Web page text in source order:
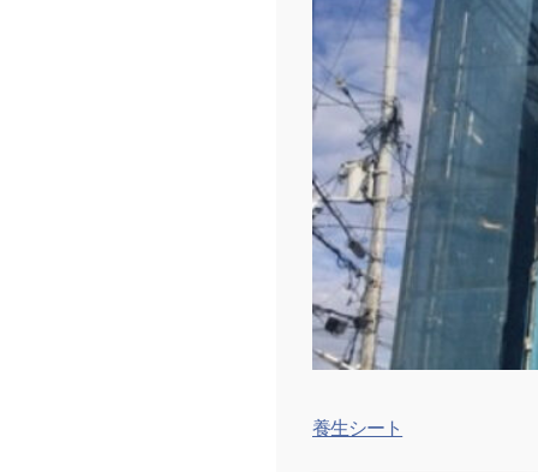
養生シート